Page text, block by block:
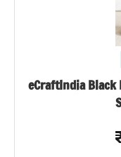
eCraftIndia Black